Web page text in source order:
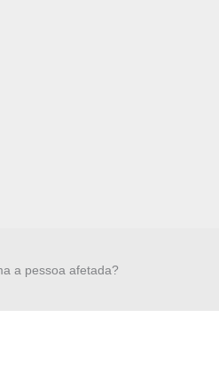
a pessoa afetada?